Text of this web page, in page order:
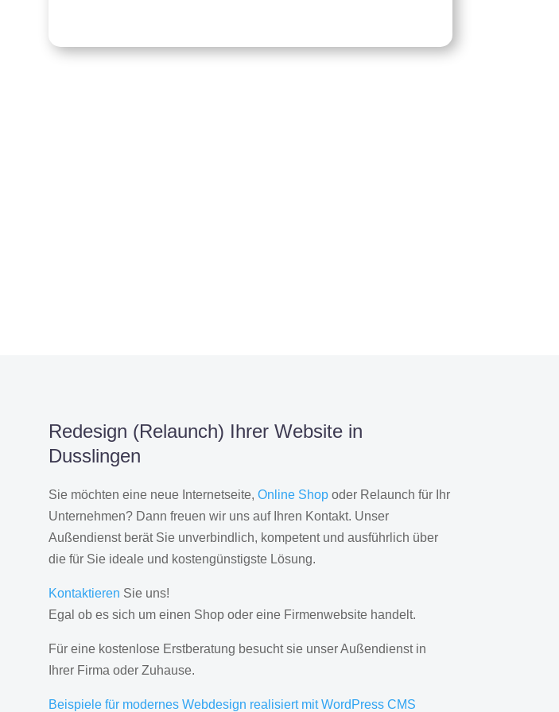
Redesign (Relaunch) Ihrer Website in
Dusslingen
Sie möchten eine neue Internetseite, Online Shopoder Relaunch für Ihr
Unternehmen? Dann freuen wir uns auf Ihren Kontakt. Unser
Außendienst berät Sie unverbindlich, kompetent und ausführlich über
die für Sie ideale und kostengünstigste Lösung.
Kontaktieren Sie uns!
Egal ob es sich um einen Shop oder eine Firmenwebsite handelt.
Für eine kostenlose Erstberatung besucht sie unser Außendienst in
Ihrer Firma oder Zuhause.
Beispiele für modernes Webdesign realisiert mit WordPress CMS